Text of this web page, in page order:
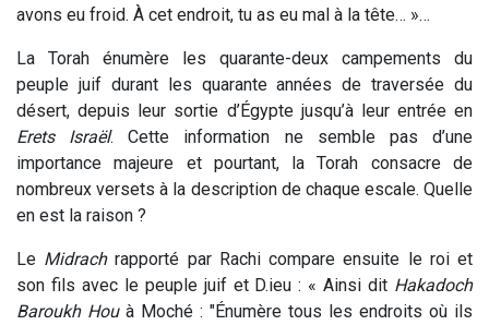
avons eu froid. À cet endroit, tu as eu mal à la tête… »…
La Torah énumère les quarante-deux campements du
peuple juif durant les quarante années de traversée du
désert, depuis leur sortie d’Égypte jusqu’à leur entrée en
Erets Israël. Cette information ne semble pas d’une
importance majeure et pourtant, la Torah consacre de
nombreux versets à la description de chaque escale. Quelle
en est la raison ?
Le Midrachrapporté par Rachi compare ensuite le roi et
son fils avec le peuple juif et D.ieu : « Ainsi dit Hakadoch
Baroukh Houà Moché : "Énumère tous les endroits où ils